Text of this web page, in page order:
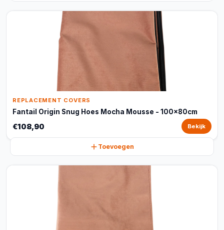
REPLACEMENT COVERS
Fantail Origin Snug Hoes Mocha Mousse - 100x80cm
€108,90 Bekijk
Toevoegen